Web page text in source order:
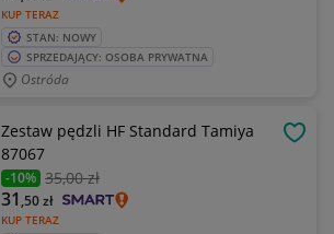
KUP TERAZ
STAN: NOWY
SPRZEDAJĄCY: OSOBA PRYWATNA
Ostróda
Zestaw pędzli HF Standard Tamiya
87067
-10% 35,00 zł
KUP TERAZ
31 ,50zł